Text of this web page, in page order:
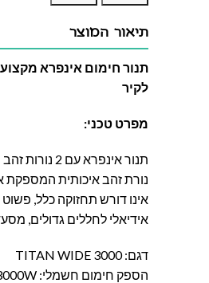
תיאור המוצר
לקיר
מפרט טכני:
תנור אינפרא עם 2 נורות זהב של 1500W כל אחת .
נורת זהב איכותית המספקת
אינו דורש תחזוקה כלל,
אידיאלי לחללים גדולים,
דגם: TITAN WIDE 3000
הספק חימום חשמלי: 3000W